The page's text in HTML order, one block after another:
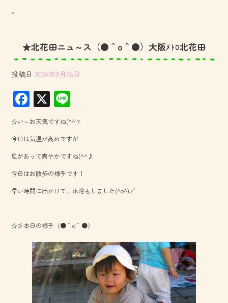
。
★北花田ニュ～ス（●＾o＾●）大阪ﾒﾄﾛ北花田
投稿日 2024年9月26日
F
ac
e
b
o
ok
X
ne
☆い～お天気ですね(^^ゞ
今日は気温が高めですが
風があって爽やかですね(^^♪
今日はお散歩の様子です！
早い時間に出かけて、沐浴もしました(^o^)／
☆彡本日の様子（●＾o＾●）